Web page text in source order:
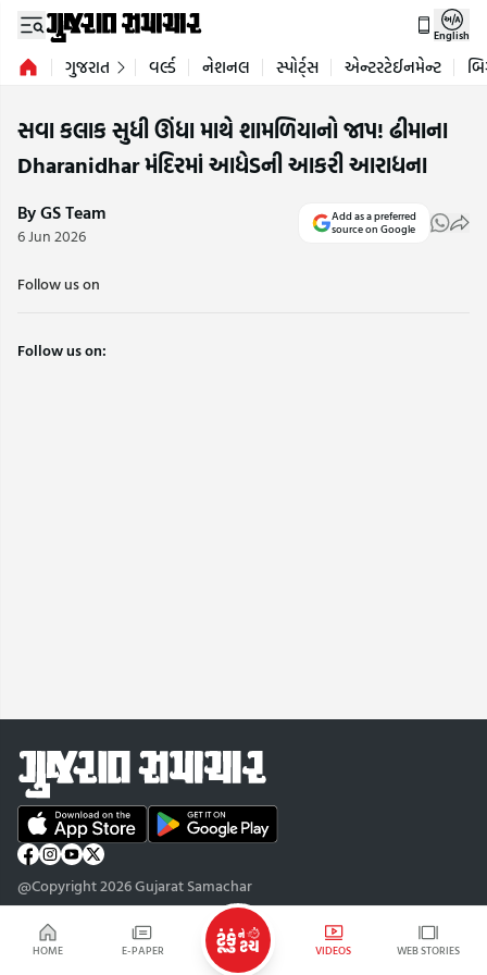
HOME E-PAPER VIDEOS WEB STORIES
English
ગુજરાત વર્લ્ડ નેશનલ સ્પોર્ટ્સ એન્ટરટેઈનમેન્ટ
સવા કલાક સુધી ઊંધા માથે શામળિયાનો જાપ! ઢીમાના
Dharanidhar મંદિરમાં આધેડની આકરી આરાધના
By GS Team
6 Jun 2026
Add as a preferred
source on Google
Follow us on
Follow us on:
@Copyright 2026 Gujarat Samachar